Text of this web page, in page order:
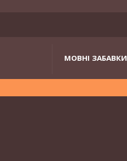
МОВНІ ЗАБАВКИ